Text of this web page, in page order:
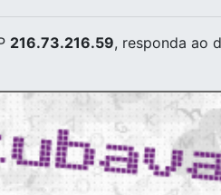
216.73.216.59, responda ao